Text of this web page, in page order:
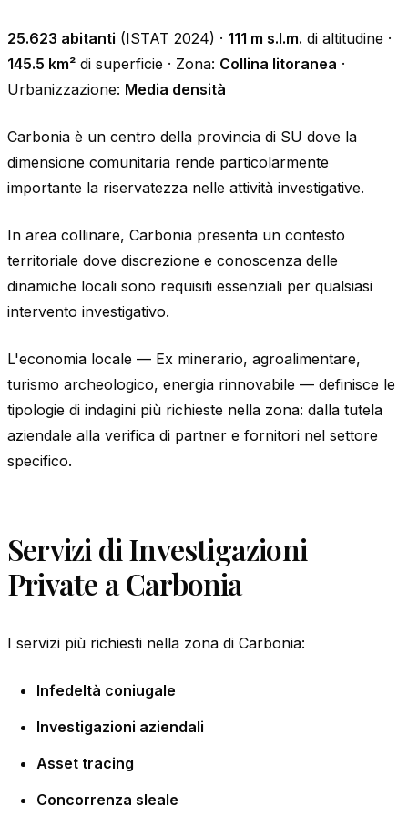
25.623 abitanti (ISTAT 2024) · 111 m s.l.m. di altitudine ·
145.5 km² di superficie · Zona: Collina litoranea ·
Urbanizzazione: Media densità
Carbonia è un centro della provincia di SU dove la
dimensione comunitaria rende particolarmente
importante la riservatezza nelle attività investigative.
In area collinare, Carbonia presenta un contesto
territoriale dove discrezione e conoscenza delle
dinamiche locali sono requisiti essenziali per qualsiasi
intervento investigativo.
L'economia locale — Ex minerario, agroalimentare,
turismo archeologico, energia rinnovabile — definisce le
tipologie di indagini più richieste nella zona: dalla tutela
aziendale alla verifica di partner e fornitori nel settore
specifico.
Servizi di Investigazioni
Private a Carbonia
I servizi più richiesti nella zona di Carbonia:
Infedeltà coniugale
Investigazioni aziendali
Asset tracing
Concorrenza sleale